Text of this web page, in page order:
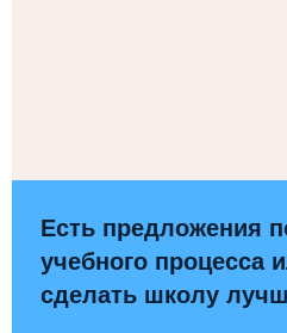
Есть предложения
учебного процесса
сделать школу